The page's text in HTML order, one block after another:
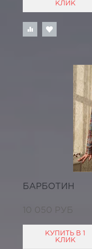
КЛИК
БАРБОТИН
10 050 РУБ
КУПИТЬ В 1
КЛИК